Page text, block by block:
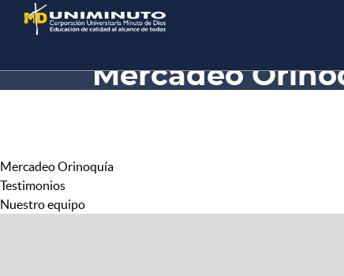
contenido
Mercadeo
Mercadeo Orinoquía
Testimonios
Nuestro equipo